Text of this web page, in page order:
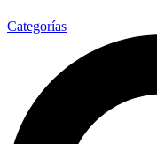
Categorías